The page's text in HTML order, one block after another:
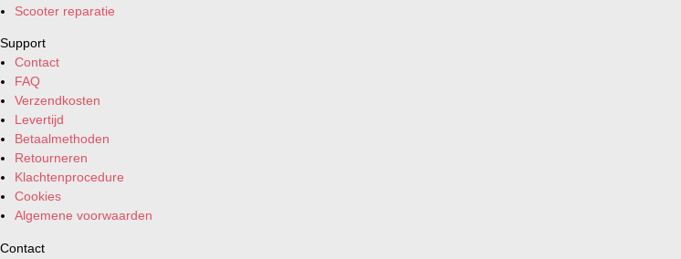
Scooter reparatie
Support
Contact
FAQ
Verzendkosten
Levertijd
Betaalmethoden
Retourneren
Klachtenprocedure
Cookies
Algemene voorwaarden
Contact